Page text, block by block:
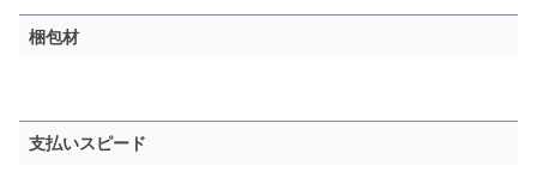
梱包材
支払いスピード